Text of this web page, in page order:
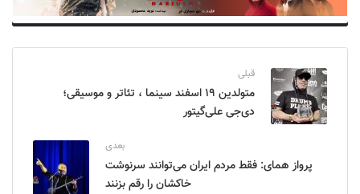
قبلی
متولدین ۱۹ اسفند سینما ، تئاتر و موسیقی؛
دی‌جی علی‌گیتور
بعدی
پرواز همای: فقط مردم ایران می‌توانند سرنوشت
خاکشان را رقم بزنند